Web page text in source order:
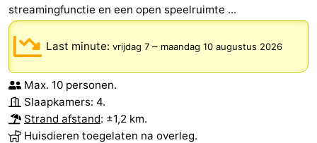
streamingfunctie en een open speelruimte ...
Last minute: vrijdag 7 – maandag 10 augustus 2026
Max. 10 personen.
Slaapkamers: 4.
Strand afstand: ±1,2 km.
Huisdieren toegelaten na overleg.